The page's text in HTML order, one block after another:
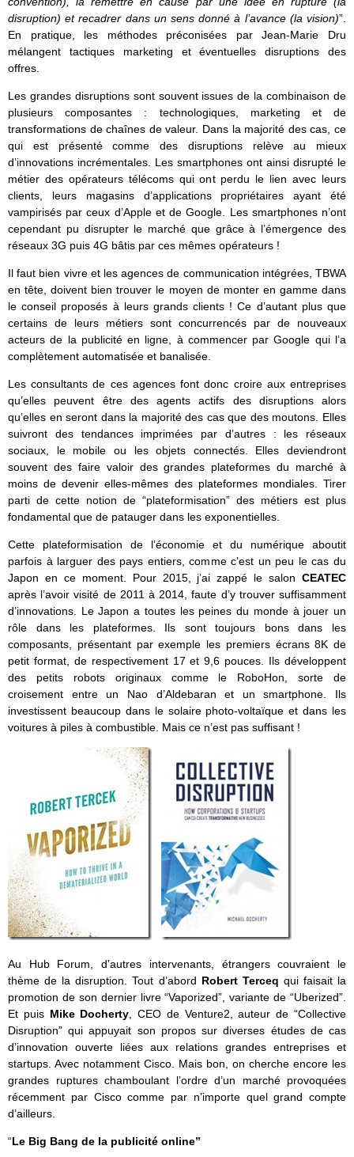
disruption) et recadrer dans un sens donné à l’avance (la vision)”.
En pratique, les méthodes préconisées par Jean-Marie Dru
mélangent tactiques marketing et éventuelles disruptions des
offres.
Les grandes disruptions sont souvent issues de la combinaison de
plusieurs composantes : technologiques, marketing et de
transformations de chaînes de valeur. Dans la majorité des cas, ce
qui est présenté comme des disruptions relève au mieux
d’innovations incrémentales. Les smartphones ont ainsi disrupté le
métier des opérateurs télécoms qui ont perdu le lien avec leurs
clients, leurs magasins d’applications propriétaires ayant été
vampirisés par ceux d’Apple et de Google. Les smartphones n’ont
cependant pu disrupter le marché que grâce à l’émergence des
réseaux 3G puis 4G bâtis par ces mêmes opérateurs !
Il faut bien vivre et les agences de communication intégrées, TBWA
en tête, doivent bien trouver le moyen de monter en gamme dans
le conseil proposés à leurs grands clients ! Ce d’autant plus que
certains de leurs métiers sont concurrencés par de nouveaux
acteurs de la publicité en ligne, à commencer par Google qui l’a
complètement automatisée et banalisée.
Les consultants de ces agences font donc croire aux entreprises
qu’elles peuvent être des agents actifs des disruptions alors
qu’elles en seront dans la majorité des cas que des moutons. Elles
suivront des tendances imprimées par d’autres : les réseaux
sociaux, le mobile ou les objets connectés. Elles deviendront
souvent des faire valoir des grandes plateformes du marché à
moins de devenir elles-mêmes des plateformes mondiales. Tirer
parti de cette notion de “plateformisation” des métiers est plus
fondamental que de patauger dans les exponentielles.
Cette plateformisation de l’économie et du numérique aboutit
parfois à larguer des pays entiers, comme c’est un peu le cas du
Japon en ce moment. Pour 2015, j’ai zappé le salon CEATEC
après l’avoir visité de 2011 à 2014, faute d’y trouver suffisamment
d’innovations. Le Japon a toutes les peines du monde à jouer un
rôle dans les plateformes. Ils sont toujours bons dans les
composants, présentant par exemple les premiers écrans 8K de
petit format, de respectivement 17 et 9,6 pouces. Ils développent
des petits robots originaux comme le RoboHon, sorte de
croisement entre un Nao d’Aldebaran et un smartphone. Ils
investissent beaucoup dans le solaire photo-voltaïque et dans les
voitures à piles à combustible. Mais ce n’est pas suffisant !
Au Hub Forum, d’autres intervenants, étrangers couvraient le
thème de la disruption. Tout d’abord Robert Terceq qui faisait la
promotion de son dernier livre “Vaporized”, variante de “Uberized”.
Et puis Mike Docherty , CEO de Venture2, auteur de “Collective
Disruption” qui appuyait son propos sur diverses études de cas
d’innovation ouverte liées aux relations grandes entreprises et
startups. Avec notamment Cisco. Mais bon, on cherche encore les
grandes ruptures chamboulant l’ordre d’un marché provoquées
récemment par Cisco comme par n’importe quel grand compte
d’ailleurs.
“Le Big Bang de la publicité online”